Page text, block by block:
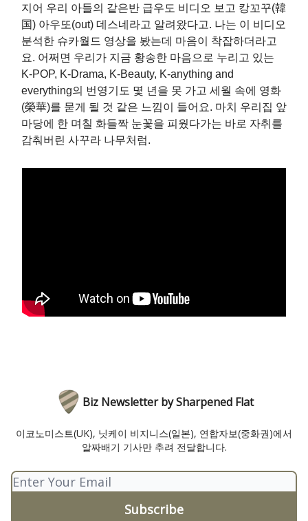
지어 우리 아들의 같은반 급우도 비디오 보고 캉꼬꾸(韓
国) 아우또(out) 데스네라고 알려왔다고. 나는 이 비디오
분석한 슈카월드 영상을 봤는데 마음이 착잡하더라고
요. 어쩌면 우리가 지금 황송한 마음으로 누리고 있는
K-POP, K-Drama, K-Beauty, K-anything and
everything의 번영기도 몇 년을 못 가고 세월 속에 영화
(榮華)를 묻게 될 것 같은 느낌이 들어요. 마치 우리집 앞
마당에 한 며칠 화들짝 눈꽃을 피웠다가는 바로 자취를
감춰버린 사꾸라 나무처럼.
Biz Newsletter by Sharpened Flat
이코노미스트(UK), 닛케이 비지니스(일본), 연합자보(중화권)에서
알짜배기 기사만 추려 전달합니다.